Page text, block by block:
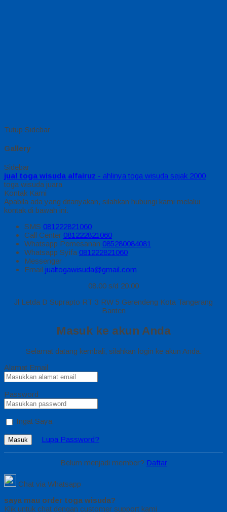
Tutup Sidebar
Gallery
Sidebar
jual toga wisuda alfairuz - ahlinya toga wisuda sejak 2000
toga wisuda juara
Kontak Kami
Apabila ada yang ditanyakan, silahkan hubungi kami melalui
kontak di bawah ini.
SMS 081222821060
Call Center 081222821060
Whatsapp Pemesanan 085280084081
Whatsapp Syifa 081222821060
Messenger
Email jualtogawisuda@gmail.com
08.00 s/d 20.00
Jl Letda D Suprapto RT 3 RW 5 Gerendeng Kota Tangerang
Banten
Masuk ke akun Anda
Selamat datang kembali, silahkan login ke akun Anda.
Alamat Email
Password
Ingat Saya
Masuk Lupa Password?
Belum menjadi member? Daftar
Chat via Whatsapp
saya mau order toga wisuda?
Klik untuk chat dengan customer support kami